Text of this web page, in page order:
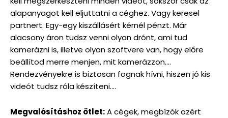
alapanyagot kell eljuttatni a céghez. Vagy keresel
partnert. Egy-egy kiszállásért kérnél pénzt. Már
alacsony áron tudsz venni olyan drónt, ami tud
kamerázni is, illetve olyan szoftvere van, hogy előre
beállítod merre menjen, mit kamerázzon….
Rendezvényekre is biztosan fognak hívni, hiszen jó kis
videót tudsz róla készíteni….
Megvalósításhoz ötlet:A cégek, megbízók azért